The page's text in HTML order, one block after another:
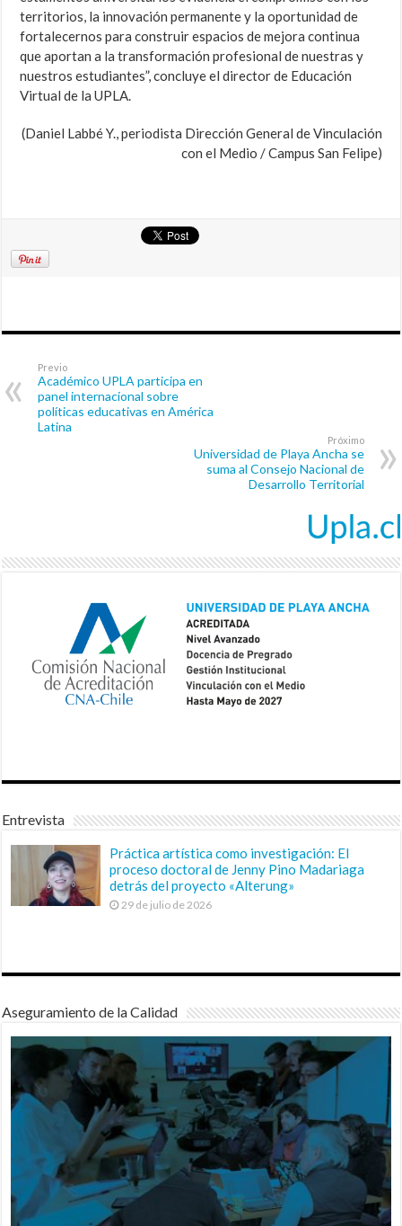
territorios, la innovación permanente y la oportunidad de
fortalecernos para construir espacios de mejora continua
que aportan a la transformación profesional de nuestras y
nuestros estudiantes”, concluye el director de Educación
Virtual de la UPLA.
(Daniel Labbé Y., periodista Dirección General de Vinculación
con el Medio / Campus San Felipe)
Previo
Académico UPLA participa en
panel internacional sobre
políticas educativas en América
Latina
Próximo
Universidad de Playa Ancha se
suma al Consejo Nacional de
Desarrollo Territorial
Entrevista
Práctica artística como investigación: El
proceso doctoral de Jenny Pino Madariaga
detrás del proyecto «Alterung»
29 de julio de 2026
Aseguramiento de la Calidad